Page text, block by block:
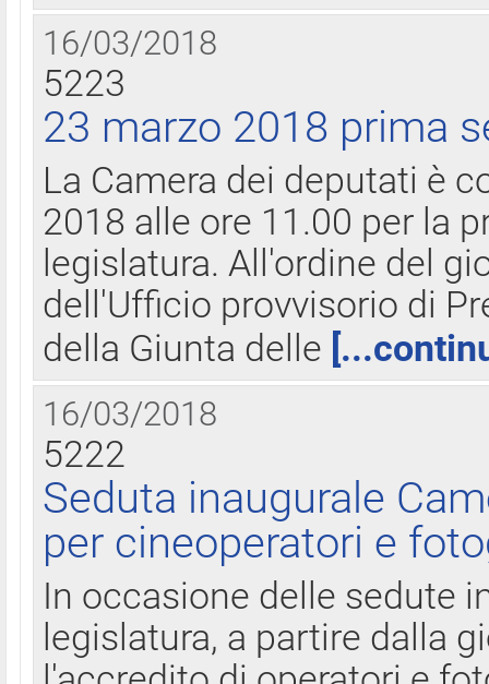
16/03/2018
5223
23 marzo 2018 prima
La Camera dei deputati è
2018 alle ore 11.00 per la
legislatura. All'ordine del
dell'Ufficio provvisorio di
della Giunta delle
16/03/2018
5222
Seduta inaugurale
per cineoperatori e
In occasione delle sedute
legislatura, a partire dalla